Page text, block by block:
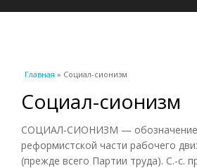
Вы здесь
Главная » Социал-сионизм
Социал-сионизм
СОЦИАЛ-СИОНИЗМ — обозначение
реформистской части рабочего
(прежде всего Партии труда). С.-с.